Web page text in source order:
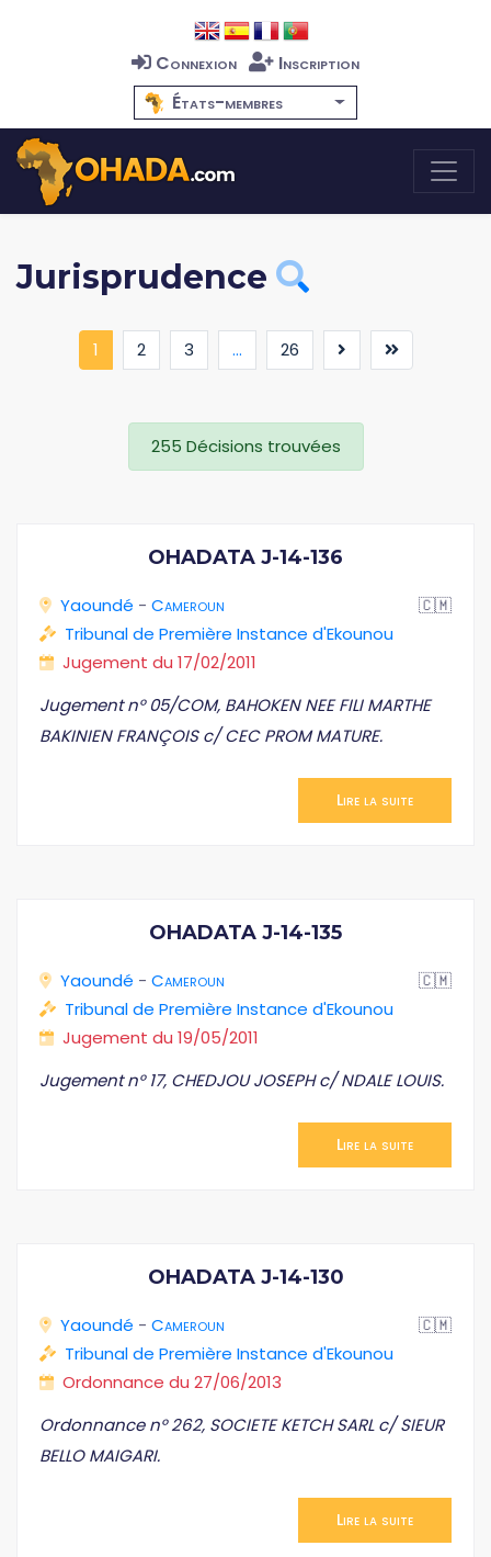
Connexion
Inscription
États-membres
Jurisprudence
1 (current)
2 3 ... 26
255 Décisions trouvées
OHADATA J-14-136
Yaoundé - Cameroun
🇨🇲
Tribunal de Première Instance d'Ekounou
Jugement du 17/02/2011
Jugement n° 05/COM, BAHOKEN NEE FILI MARTHE
BAKINIEN FRANÇOIS c/ CEC PROM MATURE.
Lire la suite
OHADATA J-14-135
Yaoundé - Cameroun
🇨🇲
Tribunal de Première Instance d'Ekounou
Jugement du 19/05/2011
Jugement n° 17, CHEDJOU JOSEPH c/ NDALE LOUIS.
Lire la suite
OHADATA J-14-130
Yaoundé - Cameroun
🇨🇲
Tribunal de Première Instance d'Ekounou
Ordonnance du 27/06/2013
Ordonnance n° 262, SOCIETE KETCH SARL c/ SIEUR
BELLO MAIGARI.
Lire la suite